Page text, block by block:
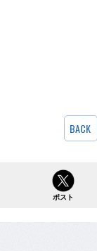
BACK
ポスト